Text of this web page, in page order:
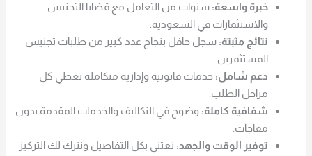
خبرة واسعة: سنوات من التعامل مع قضايا التجنيس
والاستثمارات في السعودية.
نتائج مثبتة: سجل حافل بنجاح عدد كبير من طلبات تجنيس
المستثمرين.
دعم شامل: خدمات قانونية وإدارية متكاملة تغطي كل
مراحل الطلب.
شفافية كاملة: وضوح في التكاليف والخدمات المقدمة بدون
مفاجآت.
توفير الوقت والجهد: نعتني بكل التفاصيل ونترك لك التركيز